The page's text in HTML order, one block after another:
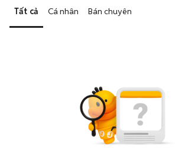
Tất cả Cá nhân Bán chuyên